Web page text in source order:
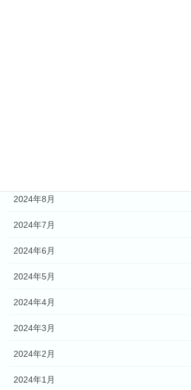
2024年8月
2024年7月
2024年6月
2024年5月
2024年4月
2024年3月
2024年2月
2024年1月